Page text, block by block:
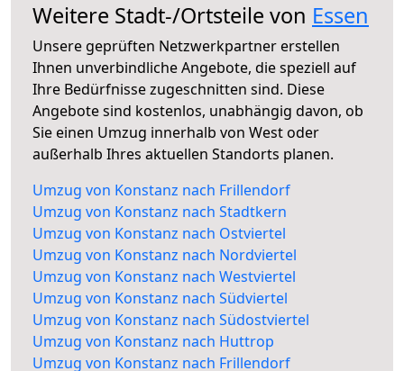
Weitere Stadt-/Ortsteile von Essen
Unsere geprüften Netzwerkpartner erstellen
Ihnen unverbindliche Angebote, die speziell auf
Ihre Bedürfnisse zugeschnitten sind. Diese
Angebote sind kostenlos, unabhängig davon, ob
Sie einen Umzug innerhalb von West oder
außerhalb Ihres aktuellen Standorts planen.
Umzug von Konstanz nach Frillendorf
Umzug von Konstanz nach Stadtkern
Umzug von Konstanz nach Ostviertel
Umzug von Konstanz nach Nordviertel
Umzug von Konstanz nach Westviertel
Umzug von Konstanz nach Südviertel
Umzug von Konstanz nach Südostviertel
Umzug von Konstanz nach Huttrop
Umzug von Konstanz nach Frillendorf